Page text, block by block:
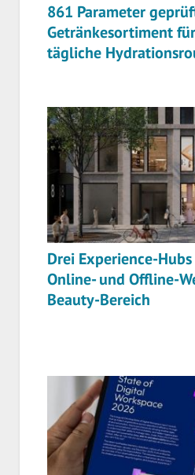
861 Parameter
Getränkesortiment
tägliche
Drei Experience-
Online- und Offline-
Beauty-Bereich